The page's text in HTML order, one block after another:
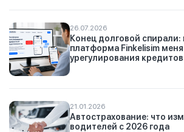
26.07.2026
Конец долговой спирали:
платформа Finkelisim
урегулирования кредитов
21.01.2026
Автострахование: что
водителей с 2026 года